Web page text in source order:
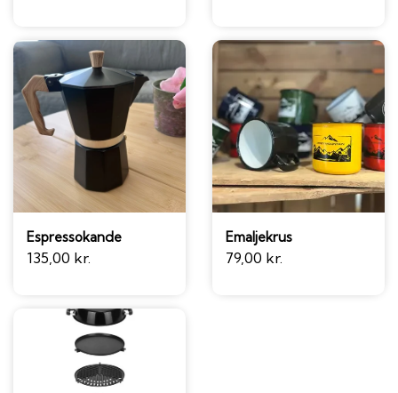
Espressokande
135,00 kr.
Emaljekrus
79,00 kr.